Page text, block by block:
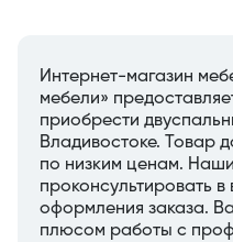
Интернет-магазин
мебели»
приобрести
Владивостоке. Товар
по низким ценам.
проконсультировать
оформления заказа.
плюсом работы с